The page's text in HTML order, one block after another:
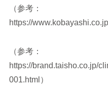
（参考：
https://
（参考：
https://brand.taisho.co.jp/
001.html）